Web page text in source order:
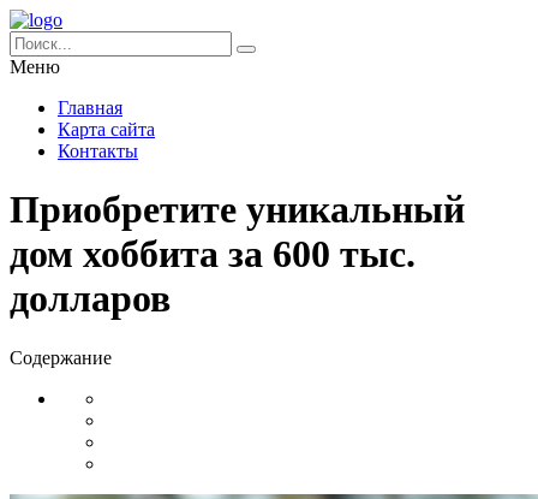
Меню
Главная
Карта сайта
Контакты
Приобретите уникальный
дом хоббита за 600 тыс.
долларов
Содержание